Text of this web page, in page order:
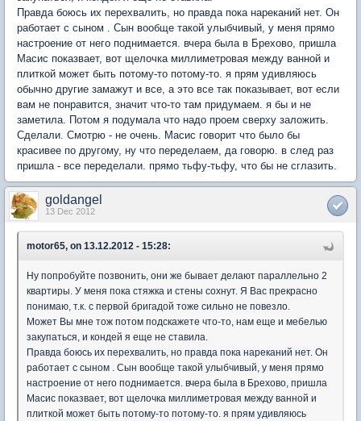
Правда боюсь их перехвалить, но правда пока нареканий нет. Он
работает с сыном . Сын вообще такой улыбчивый, у меня прямо
настроение от него поднимается. вчера была в Брехово, пришла
Масис показвает, вот щелочка миллиметровая между ванной и
плиткой может быть потому-то потому-то. я прям удивляюсь
обычно другие замажут и все, а это все так показывает, вот если
вам не понравится, значит что-то там придумаем. я бы и не
заметила. Потом я подумала что надо проем сверху заложить.
Сделали. Смотрю - не очень. Масис говорит что было бы
красивее по другому, ну что переделаем, да говорю. в след раз
пришла - все переделали. прямо тьфу-тьфу, что бы не сглазить.
goldangel
13 Dec 2012
motor65, on 13.12.2012 - 15:28:
Ну попробуйте позвонить, они же бывает делают параллельно 2
квартиры. У меня пока стяжка и стены сохнут. Я Вас прекрасно
понимаю, т.к. с первой бригадой тоже сильно не повезло.
Может Вы мне тож потом подскажете что-то, нам еще и мебелью
закупаться, и кондей я еще не ставила.
Правда боюсь их перехвалить, но правда пока нареканий нет. Он
работает с сыном . Сын вообще такой улыбчивый, у меня прямо
настроение от него поднимается. вчера была в Брехово, пришла
Масис показвает, вот щелочка миллиметровая между ванной и
плиткой может быть потому-то потому-то. я прям удивляюсь